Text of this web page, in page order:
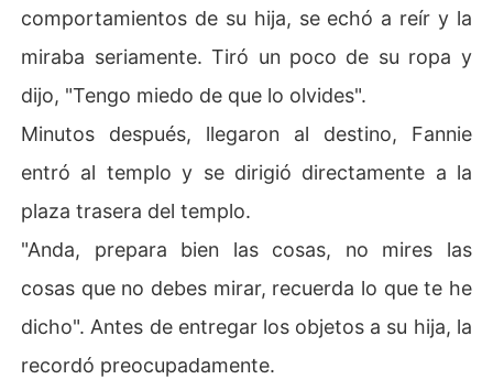
comportamientos de su hija, se echó a reír y la
miraba seriamente. Tiró un poco de su ropa y
dijo, "Tengo miedo de que lo olvides".
Minutos después, llegaron al destino, Fannie
entró al templo y se dirigió directamente a la
plaza trasera del templo.
"Anda, prepara bien las cosas, no mires las
cosas que no debes mirar, recuerda lo que te he
dicho". Antes de entregar los objetos a su hija, la
recordó preocupadamente.